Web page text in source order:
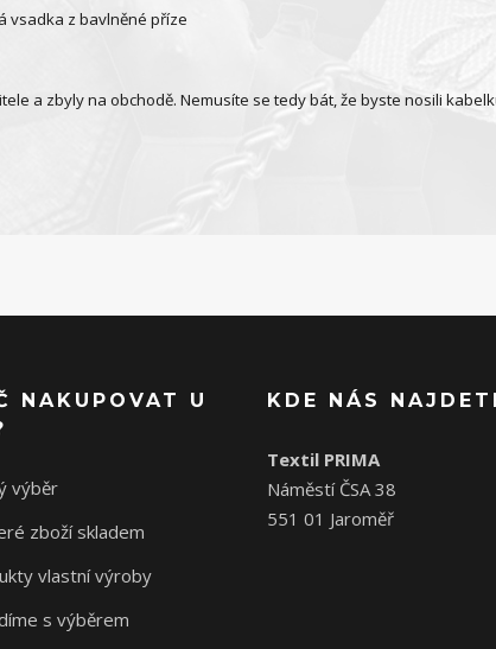
vsadka z bavlněné příze
a zbyly na obchodě. Nemusíte se tedy bát, že byste nosili
NAKUPOVAT U
výběr
zboží skladem
vlastní výroby
s výběrem
KDE NÁS
Textil PRIMA
Náměstí ČSA 38
551 01 Jaroměř